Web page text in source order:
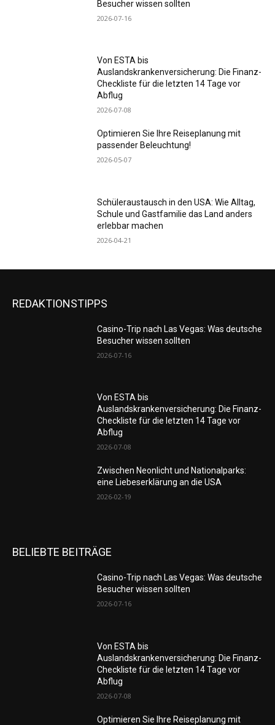
Besucher wissen sollten
2026-07-16
Von ESTA bis
Auslandskrankenversicherung: Die Finanz-
Checkliste für die letzten 14 Tage vor
Abflug
2026-07-08
Optimieren Sie Ihre Reiseplanung mit
passender Beleuchtung!
2026-05-07
Schüleraustausch in den USA: Wie Alltag,
Schule und Gastfamilie das Land anders
erlebbar machen
2026-04-21
REDAKTIONSTIPPS
Casino-Trip nach Las Vegas: Was deutsche
Besucher wissen sollten
2026-07-16
Von ESTA bis
Auslandskrankenversicherung: Die Finanz-
Checkliste für die letzten 14 Tage vor
Abflug
2026-07-08
Zwischen Neonlicht und Nationalparks:
eine Liebeserklärung an die USA
2026-02-19
BELIEBTE BEITRÄGE
Casino-Trip nach Las Vegas: Was deutsche
Besucher wissen sollten
2026-07-16
Von ESTA bis
Auslandskrankenversicherung: Die Finanz-
Checkliste für die letzten 14 Tage vor
Abflug
2026-07-08
Optimieren Sie Ihre Reiseplanung mit